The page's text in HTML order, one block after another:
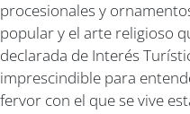
procesionales y
popular y el arte religioso
declarada de Interés
imprescindible para
fervor con el que se vive